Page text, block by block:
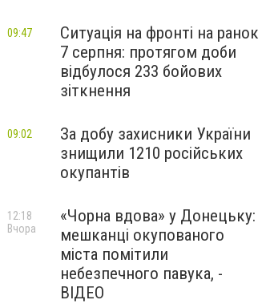
Ситуація на фронті на ранок
7 серпня: протягом доби
відбулося 233 бойових
зіткнення
09:47
За добу захисники України
знищили 1210 російських
окупантів
09:02
«Чорна вдова» у Донецьку:
мешканці окупованого
міста помітили
небезпечного павука, -
ВІДЕО
12:18
Вчора